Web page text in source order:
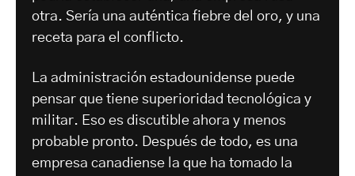
otra. Sería una auténtica fiebre del oro, y una
receta para el conflicto.
La administración estadounidense puede
pensar que tiene superioridad tecnológica y
militar. Eso es discutible ahora y menos
probable pronto. Después de todo, es una
empresa canadiense la que ha tomado la